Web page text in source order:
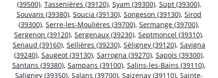
(39500), Tassenières (39120), Syam (39300), Supt (39300),
Souvans (39380), Soucia (39130), Songeson (39130), Sirod
(39300), Serre-les-Moulières (39700), Sermange (39700),
Sergenon (39120), Sergenaux (39230), Septmoncel (39310),
Senaud (39160), Sellières (39230), Séligney (39120), Savigna
(39240), Saugeot (39130), Sarrogna (39270), Sapois (39300),
Santans (39380), Sampans (39100), Salins-les-Bains (39110),
Saligney (39350), Salans (39700), Saizenay (39110), Sainte-